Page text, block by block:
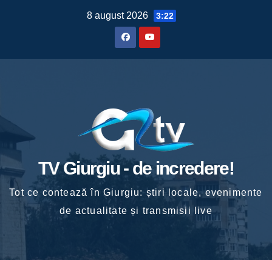
8 august 2026 3:22
TV Giurgiu - de incredere!
Tot ce contează în Giurgiu: știri locale, evenimente
de actualitate și transmisii live